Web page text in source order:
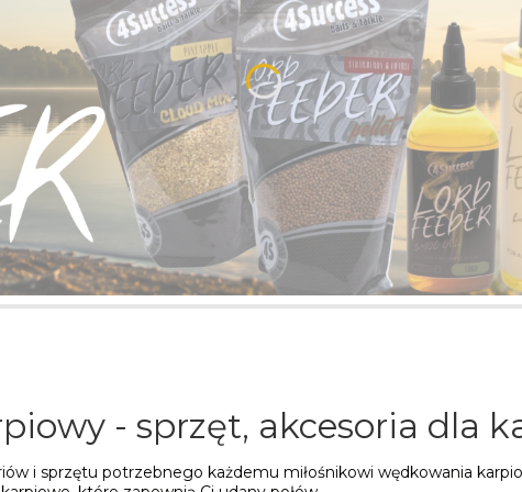
- sprzęt, akcesoria dla
i sprzętu potrzebnego każdemu miłośnikowi wędkowania